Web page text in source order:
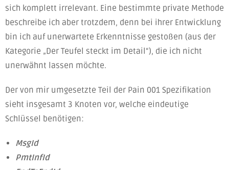
sich komplett irrelevant. Eine bestimmte private Methode
beschreibe ich aber trotzdem, denn bei ihrer Entwicklung
bin ich auf unerwartete Erkenntnisse gestoßen (aus der
Kategorie „Der Teufel steckt im Detail“), die ich nicht
unerwähnt lassen möchte.
Der von mir umgesetzte Teil der Pain 001 Spezifikation
sieht insgesamt 3 Knoten vor, welche eindeutige
Schlüssel benötigen:
MsgId
PmtInfId